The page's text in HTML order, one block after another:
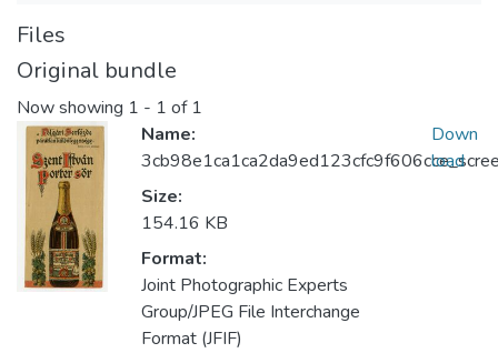
Files
Original bundle
Now showing 1 - 1 of 1
Name:
Size:
154.16 KB
Format:
Joint Photographic Experts
Group/JPEG File Interchange
Format (JFIF)
Down
load